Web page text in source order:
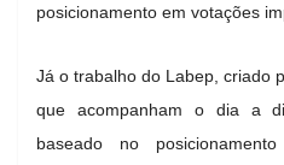
posicionamento em votações
Já o trabalho do Labep, criado
que acompanham o dia a
baseado no